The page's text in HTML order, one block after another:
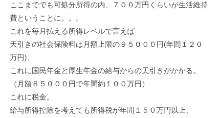
ここまででも可処分所得の内、７００万円くらいが生活維持
費ということに。。。
これを毎月払える所得レベルで言えば
天引きの社会保険料は月額上限の９５０００円(年間１２０
万円)、
これに国民年金と厚生年金の給与からの天引きがかかる。
（月額８５０００円で年間約１００万円）
これに税金。
給与所得控除を考えても所得税が年間１５０万円以上、